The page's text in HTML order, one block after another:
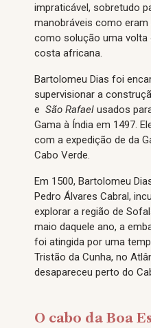
impraticável, sobretudo
manobráveis como
como solução uma volta
costa africana.
Bartolomeu Dias foi
supervisionar a
e São Rafael usados
Gama à Índia em 1497.
com a expedição de da
Cabo Verde.
Em 1500, Bartolomeu
Pedro Álvares Cabral,
explorar a região de
maio daquele ano, a
foi atingida por uma
Tristão da Cunha, no
desapareceu perto do
O cabo da Boa